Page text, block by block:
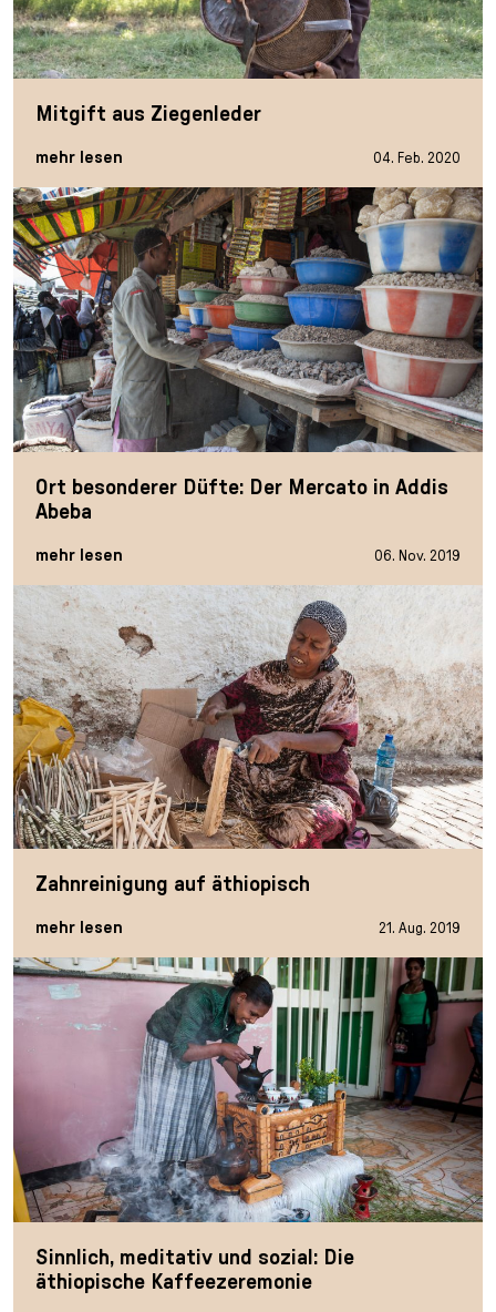
Mitgift aus Ziegenleder
mehr lesen 04. Feb. 2020
Ort besonderer Düfte: Der Mercato in Addis
Abeba
mehr lesen 06. Nov. 2019
Zahnreinigung auf äthiopisch
mehr lesen 21. Aug. 2019
Sinnlich, meditativ und sozial: Die
äthiopische Kaffeezeremonie